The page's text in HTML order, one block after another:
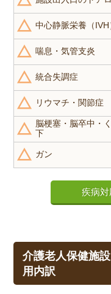
中心静脈栄養（IVH
喘息・気管支炎
統合失調症
リウマチ・関節症
脳梗塞・脳卒中・
下
ガン
疾病
介護老人保健施
用内訳